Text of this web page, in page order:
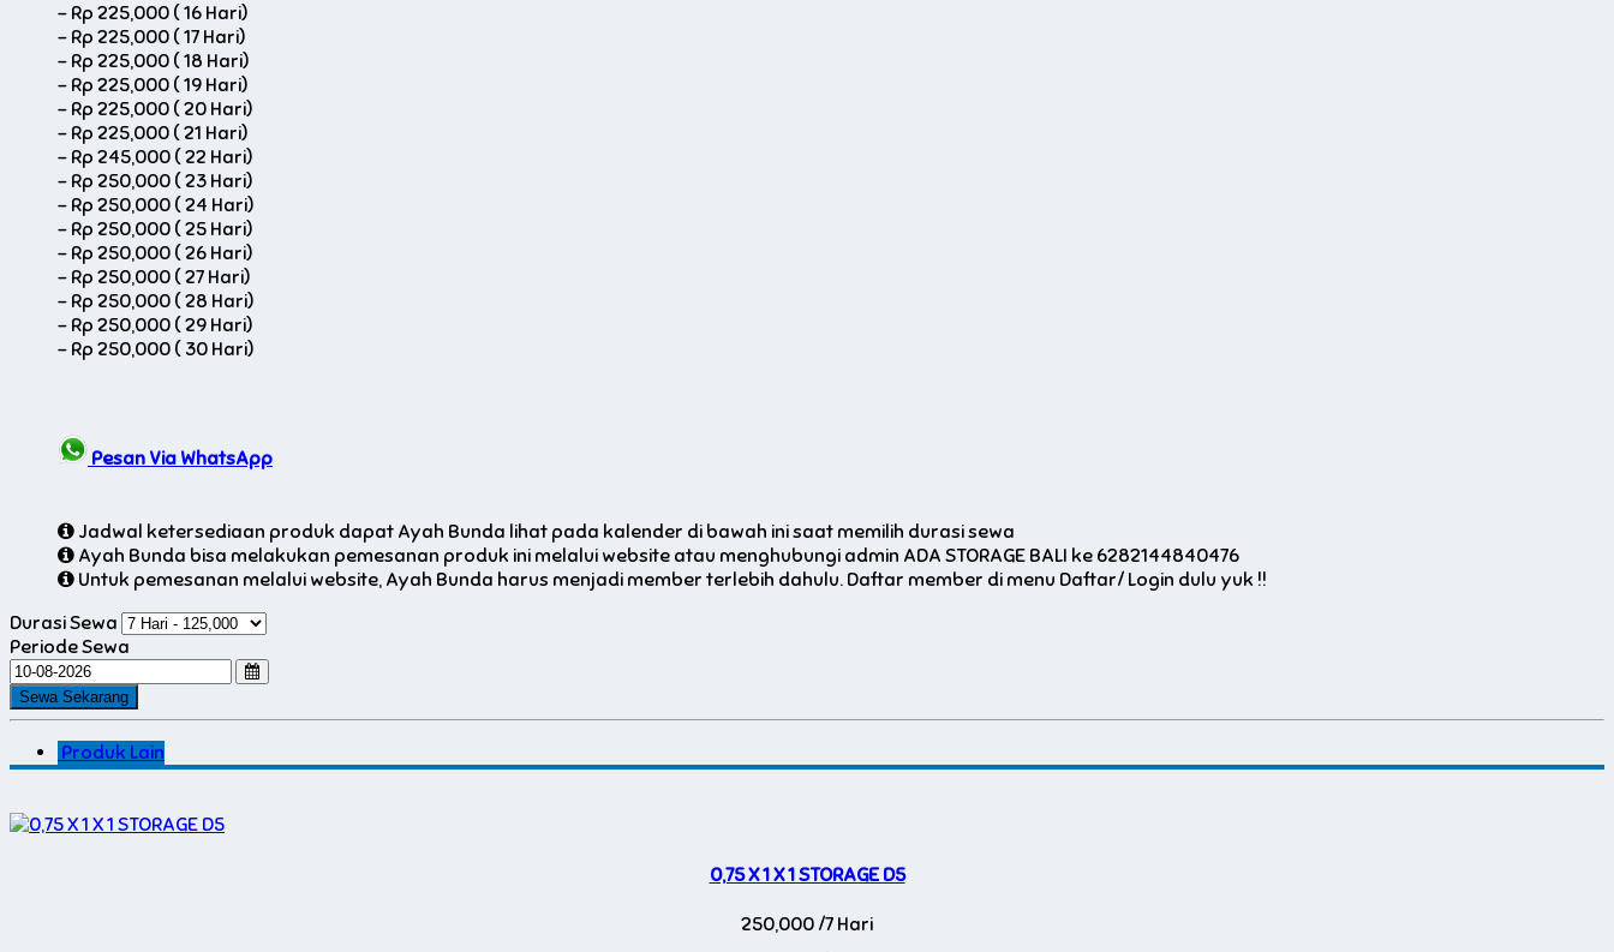
- Rp 225,000 ( 16 Hari)
- Rp 225,000 ( 17 Hari)
- Rp 225,000 ( 18 Hari)
- Rp 225,000 ( 19 Hari)
- Rp 225,000 ( 20 Hari)
- Rp 225,000 ( 21 Hari)
- Rp 245,000 ( 22 Hari)
- Rp 250,000 ( 23 Hari)
- Rp 250,000 ( 24 Hari)
- Rp 250,000 ( 25 Hari)
- Rp 250,000 ( 26 Hari)
- Rp 250,000 ( 27 Hari)
- Rp 250,000 ( 28 Hari)
- Rp 250,000 ( 29 Hari)
- Rp 250,000 ( 30 Hari)
Pesan Via WhatsApp
Jadwal ketersediaan produk dapat Ayah Bunda lihat pada kalender di bawah ini saat memilih durasi sewa
Ayah Bunda bisa melakukan pemesanan produk ini melalui website atau menghubungi admin ADA STORAGE BALI ke 6282144840476
Untuk pemesanan melalui website, Ayah Bunda harus menjadi member terlebih dahulu. Daftar member di menu Daftar/ Login dulu yuk !!
Durasi Sewa
Periode Sewa
Produk Lain
0,75 X 1 X 1 STORAGE D5
250,000 /7 Hari